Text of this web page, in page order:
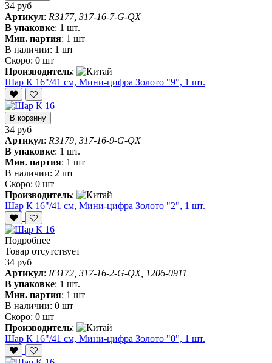
34 руб
Артикул: R3177, 317-16-7-G-QX
В упаковке: 1 шт.
Мин. партия: 1 шт
В наличии: 1 шт
Скоро: 0 шт
Производитель:
Шар К 16"/41 см, Мини-цифра Золото "9", 1 шт.
В корзину
34 руб
Артикул: R3179, 317-16-9-G-QX
В упаковке: 1 шт.
Мин. партия: 1 шт
В наличии: 2 шт
Скоро: 0 шт
Производитель:
Шар К 16"/41 см, Мини-цифра Золото "2", 1 шт.
Подробнее
Товар отсутствует
34 руб
Артикул: R3172, 317-16-2-G-QX, 1206-0911
В упаковке: 1 шт.
Мин. партия: 1 шт
В наличии: 0 шт
Скоро: 0 шт
Производитель:
Шар К 16"/41 см, Мини-цифра Золото "0", 1 шт.